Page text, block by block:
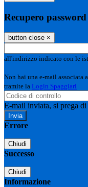
Recupero password
button close ×
all'indirizzo indicato con le
Non hai una e-mail associata
tramite la Login Spaggiari
E-mail inviata, si prega
Errore
Chiudi
Successo
Chiudi
Informazione